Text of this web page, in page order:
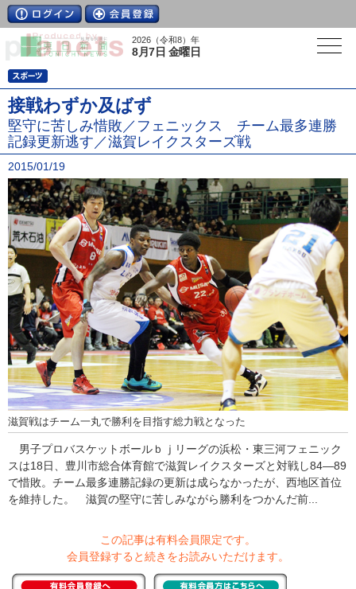
2026（令和8）年
8月7日 金曜日
接戦わずか及ばず
堅守に苦しみ惜敗／フェニックス チーム最多連勝
記録更新逃す／滋賀レイクスターズ戦
2015/01/19
滋賀戦はチーム一丸で勝利を目指す総力戦となった
男子プロバスケットボールｂｊリーグの浜松・東三河フェニック
スは18日、豊川市総合体育館で滋賀レイクスターズと対戦し84―89
で惜敗。チーム最多連勝記録の更新は成らなかったが、西地区首位
を維持した。 滋賀の堅守に苦しみながら勝利をつかんだ前...
この記事は有料会員限定です。
会員登録すると続きをお読みいただけます。